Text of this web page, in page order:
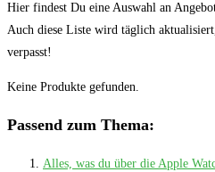
Hier findest Du eine Auswahl an
Auch diese Liste wird täglich
verpasst!
Keine Produkte gefunden.
Passend zum Thema:
Alles, was du über die Apple